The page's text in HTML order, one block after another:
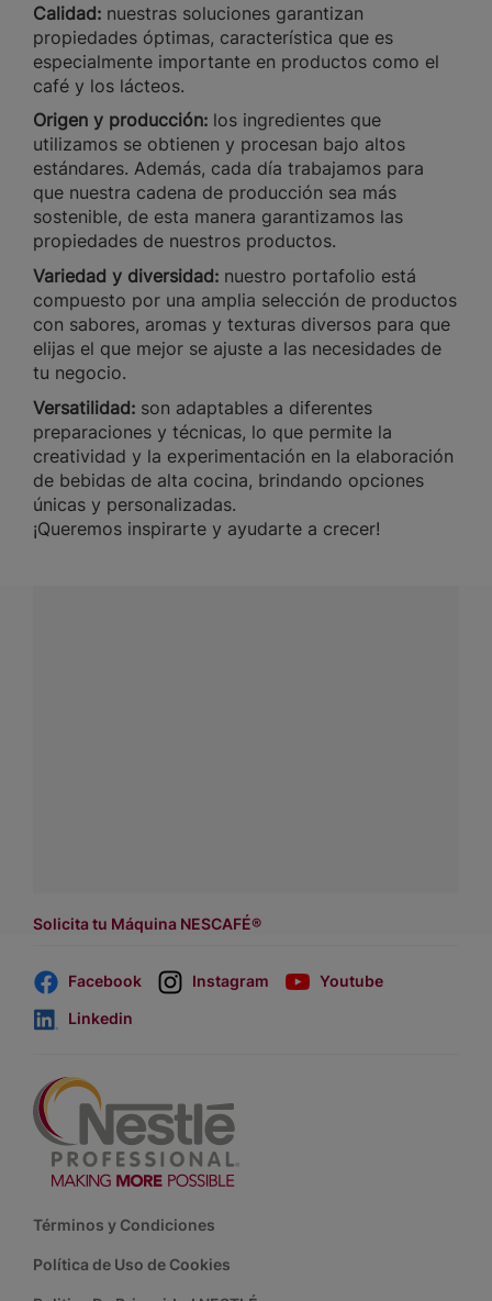
Calidad: nuestras soluciones garantizan
propiedades óptimas, característica que es
especialmente importante en productos como el
café y los lácteos.
Origen y producción: los ingredientes que
utilizamos se obtienen y procesan bajo altos
estándares. Además, cada día trabajamos para
que nuestra cadena de producción sea más
sostenible, de esta manera garantizamos las
propiedades de nuestros productos.
Variedad y diversidad: nuestro portafolio está
compuesto por una amplia selección de productos
con sabores, aromas y texturas diversos para que
elijas el que mejor se ajuste a las necesidades de
tu negocio.
Versatilidad: son adaptables a diferentes
preparaciones y técnicas, lo que permite la
creatividad y la experimentación en la elaboración
de bebidas de alta cocina, brindando opciones
únicas y personalizadas.
¡Queremos inspirarte y ayudarte a crecer!
Solicita tu Máquina NESCAFÉ®
Facebook Instagram
Youtube
Linkedin
Footer
Términos y Condiciones
Política de Uso de Cookies